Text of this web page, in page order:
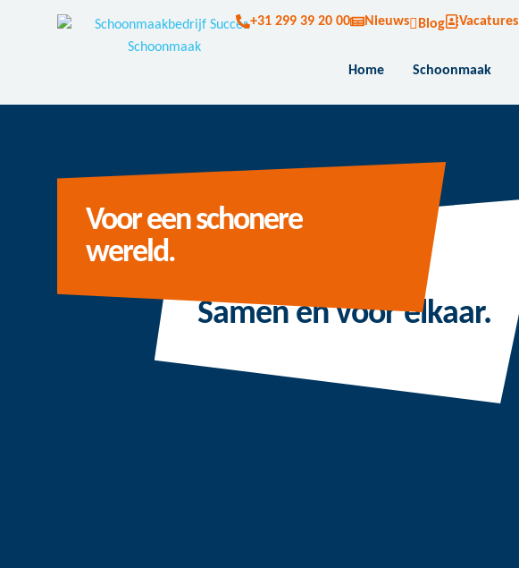
+31 299 39 20 00 Nieuws Blog Vacatures
Home Schoonmaak
Voor een schonere
wereld.
Samen en voor elkaar.